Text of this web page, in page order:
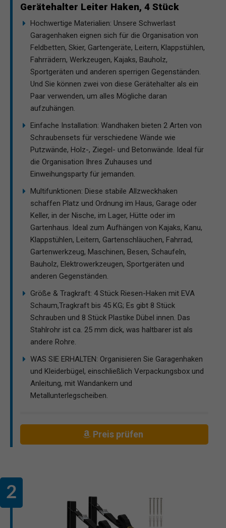
Gerätehalter Leiter Haken, 4 Stück
Hochwertige Materialien: Unsere Schwerlast
Garagenhaken eignen sich für die Organisation von
Feldbetten, Skier, Gartengeräte, Leitern, Klappstühlen,
Fahrrädern, Werkzeugen, Kajaks, Bauholz,
Sportgeräten und anderen sperrigen Gegenständen.
Und Sie können zwei von diese Gerätehalter als ein
Paar verwenden, um alles Mögliche daran
aufzuhängen.
Einfache Installation: Wandhaken bieten 2 Arten von
Schraubensets für verschiedene Wände wie
Putzwände, Holz-, Ziegel- und Betonwände. Ideal für
die Organisation Ihres Zuhauses und
Einweihungsparty für jemanden.
Multifunktionen: Diese stabile Allzweckhaken
schaffen Platz und Ordnung im Haus, Garage oder
Keller, in der Nische, im Lager, Hütte oder im
Gartenhaus. Ideal zum Aufhängen von Kajaks, Kanu,
Klappstühlen, Leitern, Gartenschläuchen, Fahrrad,
Gartenwerkzeug, Maschinen, Besen, Schaufeln,
Bauholz, Elektrowerkzeugen, Sportgeräten und
anderen Gegenständen.
Größe & Tragkraft: 4 Stück Riesen-Haken mit EVA
Schaum,Tragkraft bis 45 KG; Es gibt 8 Stück
Schrauben und 8 Stück Plastike Dübel innen. Das
Stahlrohr ist ca. 25 mm dick, was haltbarer ist als
andere Rohre.
WAS SIE ERHALTEN: Organisieren Sie Garagenhaken
und Kleiderbügel, einschließlich Verpackungsbox und
Anleitung, mit Wandankern und
Metallunterlegscheiben.
Preis prüfen